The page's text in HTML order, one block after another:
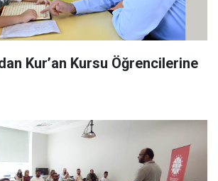
Kur’an Kursu Öğrencilerine